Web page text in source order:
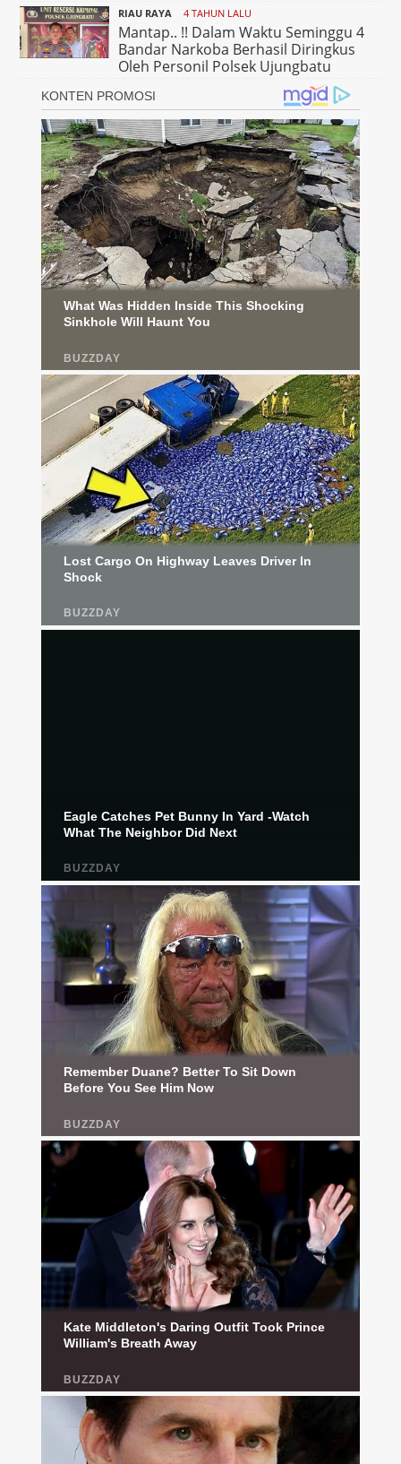
RIAU RAYA 4 TAHUN LALU
Mantap.. !! Dalam Waktu Seminggu 4
Bandar Narkoba Berhasil Diringkus
Oleh Personil Polsek Ujungbatu